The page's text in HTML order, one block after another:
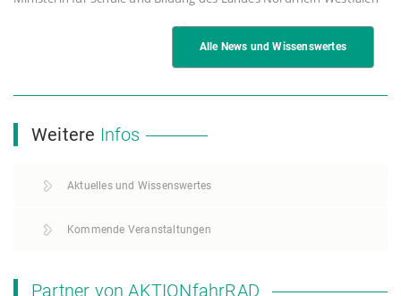
Alle News und Wissenswertes
Weitere Infos
Aktuelles und Wissenswertes
Kommende Veranstaltungen
Partner von AKTIONfahrRAD